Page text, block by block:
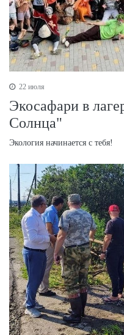
22 июля
Экосафари в
Солнца"
Экология начинается с тебя!